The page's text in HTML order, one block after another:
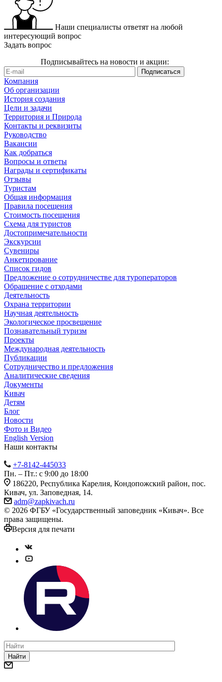
Наши специалисты ответят на любой
интересующий вопрос
Задать вопрос
Подписывайтесь на новости и акции:
Компания
Об организации
История создания
Цели и задачи
Территория и Природа
Контакты и реквизиты
Руководство
Вакансии
Как добраться
Вопросы и ответы
Награды и сертификаты
Отзывы
Туристам
Общая информация
Правила посещения
Стоимость посещения
Схема для туристов
Достопримечательности
Экскурсии
Сувениры
Анкетирование
Список гидов
Предложение о сотрудничестве для туроператоров
Обращение с отходами
Деятельность
Охрана территории
Научная деятельность
Экологическое просвещение
Познавательный туризм
Проекты
Международная деятельность
Публикации
Сотрудничество и предложения
Аналитические сведения
Документы
Кивач
Детям
Блог
Новости
Фото и Видео
English Version
Наши контакты
+7-8142-445033
Пн. – Пт.: с 9:00 до 18:00
186220, Республика Карелия, Кондопожский район, пос.
Кивач, ул. Заповедная, 14.
adm@zapkivach.ru
© 2026 ФГБУ «Государственный заповедник «Кивач». Все
права защищены.
Версия для печати
Найти